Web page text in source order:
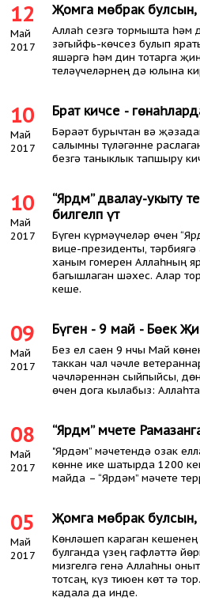
12
Май
2017
Җомга мөбәрак булсын,
Аллаһ сезгә тормышта һәм
зәгыйфь-көчсез булып
яшәргә һәм дин тотарга
теләүчеләрнең дә юлына
10
Май
2017
Бәраәт кичәсе -
Бәраәт бурычтан вә
салымны түләгәнне
безгә таныклык тапшыру
10
Май
2017
“Ярдәм” дәвалау-укыту
билгеләп үтә
Бүген күрмәүчеләр өчен
вице-президенты,
ханым гомерен Аллаһның
багышлаган шәхес. Алар
кеше.
09
Май
2017
Бүген - 9 май - Бөек
Без ел саен 9 нчы Май
таккан чал чәчле
чәчләреннән сыйпыйсы,
өчен дога кылабыз:
08
Май
2017
“Ярдәм” мәчете
"Ярдәм” мәчетендә озак
көнне ике шатырда 1200
майда – “Ярдәм” мәчете
05
Май
2017
Җомга мөбәрак булсын,
Көнләшеп караган кешенең
булганда үзең гафләттә
мизгелгә генә Аллаһны
тотсаң, күз тиюен көт тә
кадала да инде.